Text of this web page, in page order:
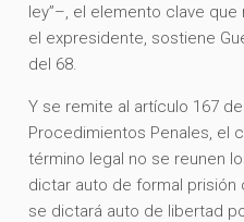
ley”–, el elemento clave
el expresidente, sostiene
del 68.
Y se remite al artículo 167
Procedimientos Penales, el
término legal no se reunen
dictar auto de formal
se dictará auto de libertad